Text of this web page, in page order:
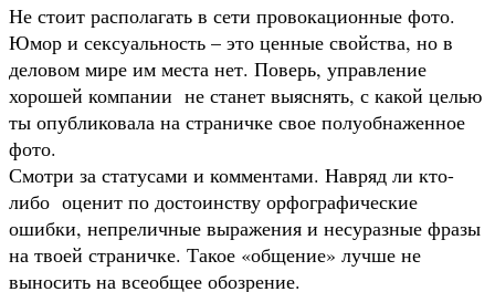
Не стоит располагать в сети провокационные фото.
Юмор и сексуальность – это ценные свойства, но в
деловом мире им места нет. Поверь, управление
хорошей компании не станет выяснять, с какой целью
ты опубликовала на страничке свое полуобнаженное
фото.
Смотри за статусами и комментами. Навряд ли кто-
либо оценит по достоинству орфографические
ошибки, непреличные выражения и несуразные фразы
на твоей страничке. Такое «общение» лучше не
выносить на всеобщее обозрение.